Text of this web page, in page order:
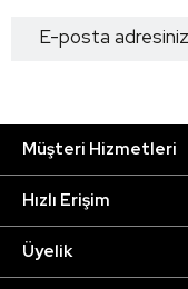
Müşteri Hizmetleri
Hızlı Erişim
Üyelik